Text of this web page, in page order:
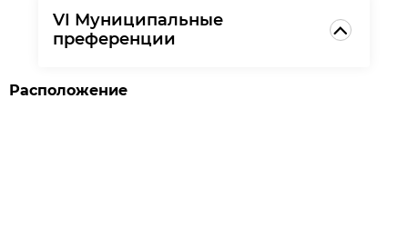
VI Муниципальные
преференции
Расположение